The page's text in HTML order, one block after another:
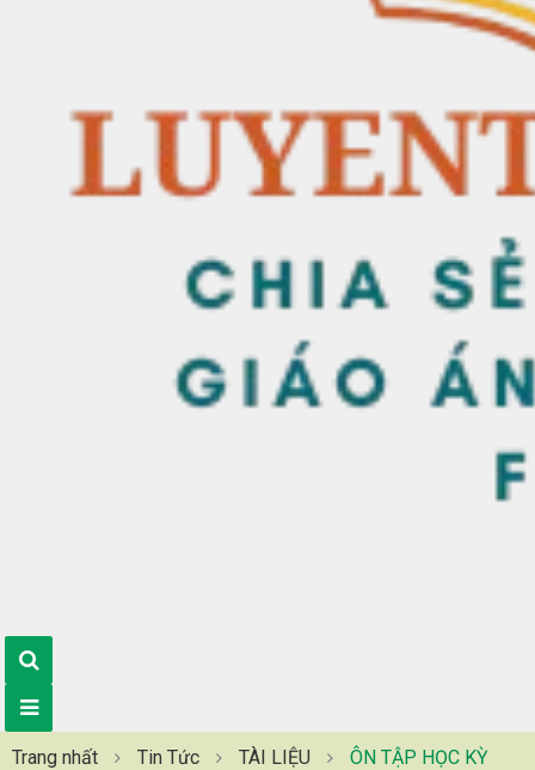
Trang nhất Tin Tức TÀI LIỆU ÔN TẬP HỌC KỲ